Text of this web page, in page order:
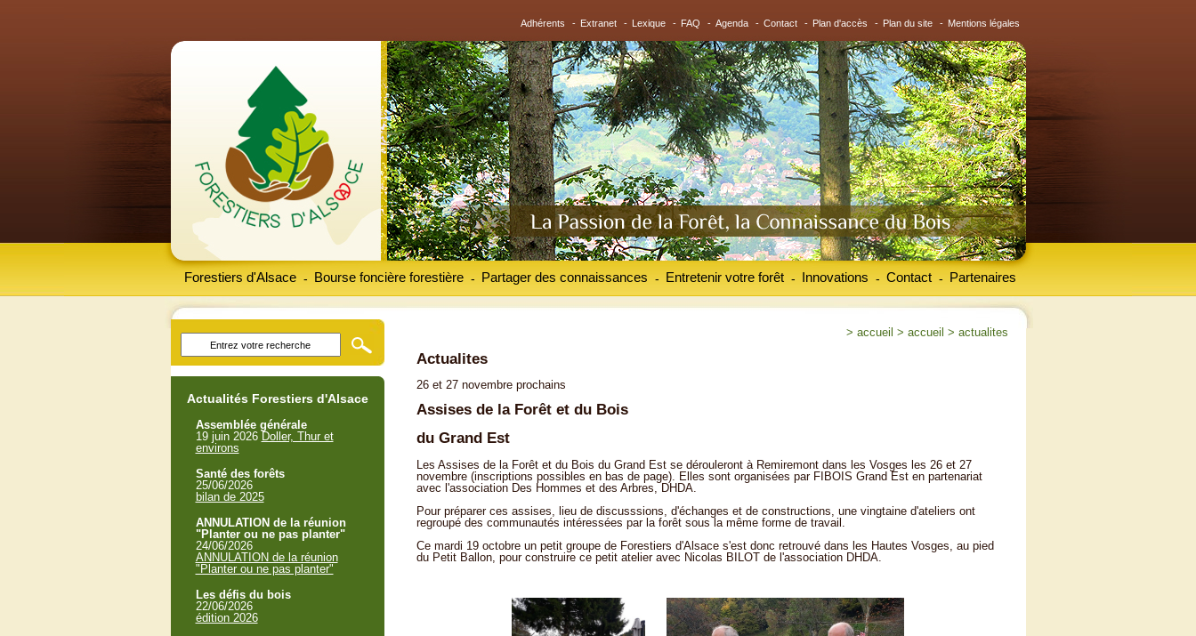
Adhérents - Extranet - Lexique - FAQ - Agenda - Contact - Plan d'accès - Plan du site - Mentions légales
Forestiers d'Alsace Bourse foncière forestière
- Partager des connaissances
- Entretenir votre forêt
- Innovations
- Contact
- Partenaires
-
> accueil > accueil > actualites
Actualites
26 et 27 novembre prochains
Assises de la Forêt et du Bois
du Grand Est
Les Assises de la Forêt et du Bois du Grand Est se dérouleront à Remiremont dans les Vosges les 26 et 27
novembre (inscriptions possibles en bas de page). Elles sont organisées par FIBOIS Grand Est en partenariat
avec l'association Des Hommes et des Arbres, DHDA.
Pour préparer ces assises, lieu de discusssions, d'échanges et de constructions, une vingtaine d'ateliers ont
regroupé des communautés intéressées par la forêt sous la même forme de travail.
Ce mardi 19 octobre un petit groupe de Forestiers d'Alsace s'est donc retrouvé dans les Hautes Vosges, au pied
du Petit Ballon, pour construire ce petit atelier avec Nicolas BILOT de l'association DHDA.
Actualités Forestiers d'Alsace
Assemblée générale
19 juin 2026 Doller, Thur et
environs
Santé des forêts
25/06/2026
bilan de 2025
ANNULATION de la réunion
"Planter ou ne pas planter"
24/06/2026
ANNULATION de la réunion
"Planter ou ne pas planter"
Les défis du bois
22/06/2026
édition 2026